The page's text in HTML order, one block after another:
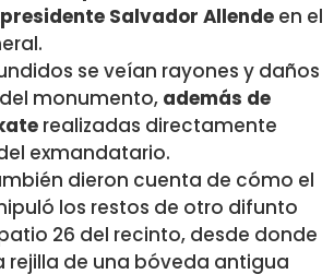
Salvador Allende en el
se veían rayones y daños
monumento, además de
realizadas directamente
exmandatario.
dieron cuenta de cómo el
los restos de otro difunto
26 del recinto, desde donde
rejilla de una bóveda antigua